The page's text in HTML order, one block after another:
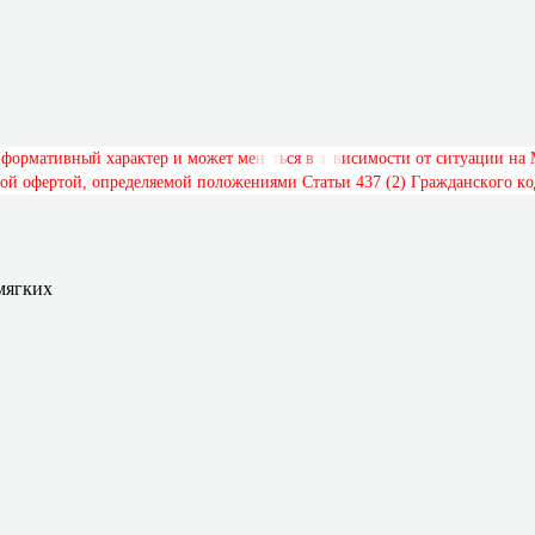
формативный характер и может мен ться в з висимости от ситуации на
ой офертой, определяемой положениями Статьи 437 (2) Гражданского ко